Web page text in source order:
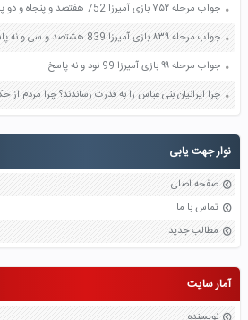
نوار جهت یابی
صفحه اصلی
تماس با ما
مطالب جدید
آمار سایت
جواب مرحله ۷۵۲ بازی آمیرزا 752 هفتصد و پنجاه و دو پاسخ
جواب مرحله ۸۳۹ بازی آمیرزا 839 هشتصد و سی و نه پاسخ
جواب مرحله ۹۹ بازی آمیرزا 99 نود و نه پاسخ